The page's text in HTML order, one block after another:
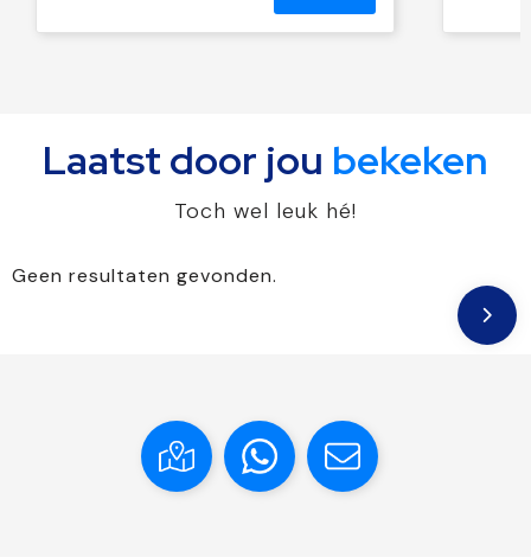
Laatst door jou bekeken
Toch wel leuk hé!
Geen resultaten gevonden.